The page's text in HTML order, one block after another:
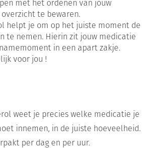
met het ordenen van jouw
te bewaren.
helpt je om op het juiste moment de
te nemen. Hierin zit jouw medicatie
in een apart zakje.
voor jou !
weet je precies welke medicatie je
innemen, in de juiste hoeveelheid.
per dag en per uur.